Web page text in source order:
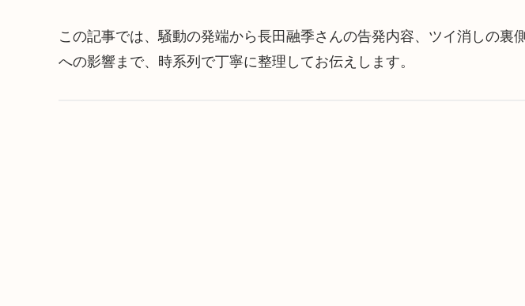
この記事では、騒動の発端から長田融季さんの告発内容、ツイ消しの裏
への影響まで、時系列で丁寧に整理してお伝えします。